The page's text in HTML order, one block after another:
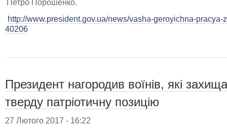
Петро Порошенко.
http://www.president.gov.ua/news/vasha-geroyichna-
40206
Президент нагородив воїнів, які
тверду патріотичну позицію
27 Лютого 2017 - 16:22